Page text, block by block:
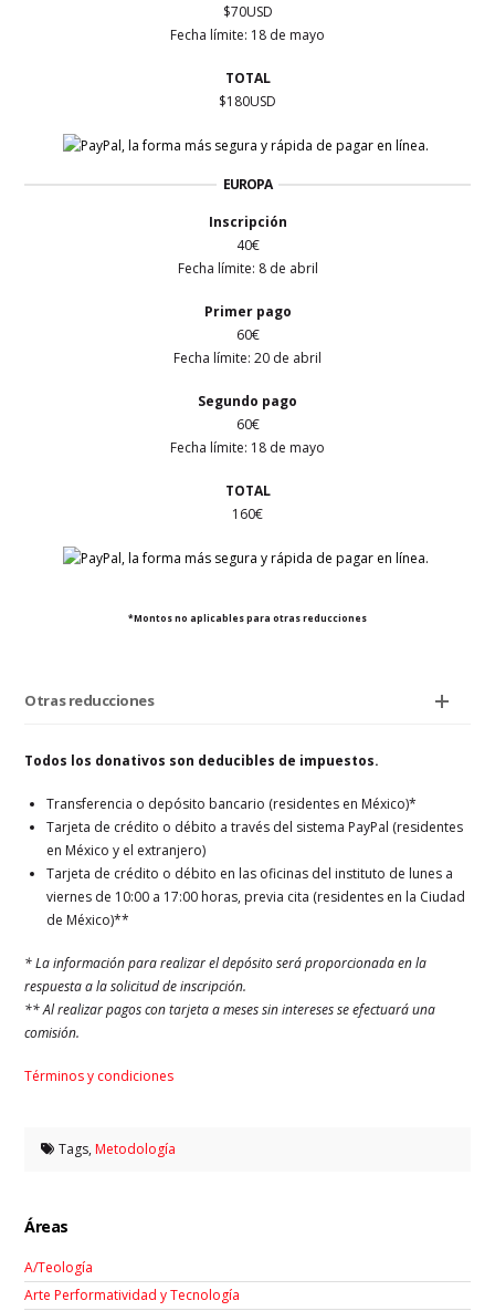
$70USD
Fecha límite: 18 de mayo
TOTAL
$180USD
EUROPA
Inscripción
40€
Fecha límite: 8 de abril
Primer pago
60€
Fecha límite: 20 de abril
Segundo pago
60€
Fecha límite: 18 de mayo
TOTAL
160€
*Montos no aplicables para otras reducciones
Otras reducciones
Todos los donativos son deducibles de impuestos.
Transferencia o depósito bancario (residentes en México)*
Tarjeta de crédito o débito a través del sistema PayPal (residentes
en México y el extranjero)
Tarjeta de crédito o débito en las oficinas del instituto de lunes a
viernes de 10:00 a 17:00 horas, previa cita (residentes en la Ciudad
de México)**
* La información para realizar el depósito será proporcionada en la
respuesta a la solicitud de inscripción.
** Al realizar pagos con tarjeta a meses sin intereses se efectuará una
comisión.
Términos y condiciones
Tags,Metodología
Áreas
A/Teología
Arte Performatividad y Tecnología